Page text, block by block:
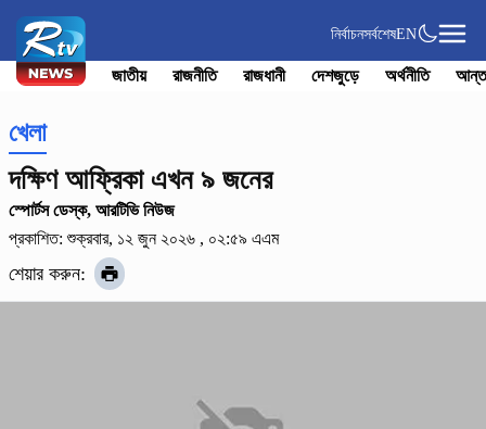
নির্বাচনসর্বশেষEN
জাতীয় রাজনীতি রাজধানী দেশজুড়ে অর্থনীতি
খেলা
দক্ষিণ আফ্রিকা এখন ৯ জনের
স্পোর্টস ডেস্ক, আরটিভি নিউজ
প্রকাশিত: শুক্রবার, ১২ জুন ২০২৬ , ০২:৫৯ এএম
শেয়ার করুন: